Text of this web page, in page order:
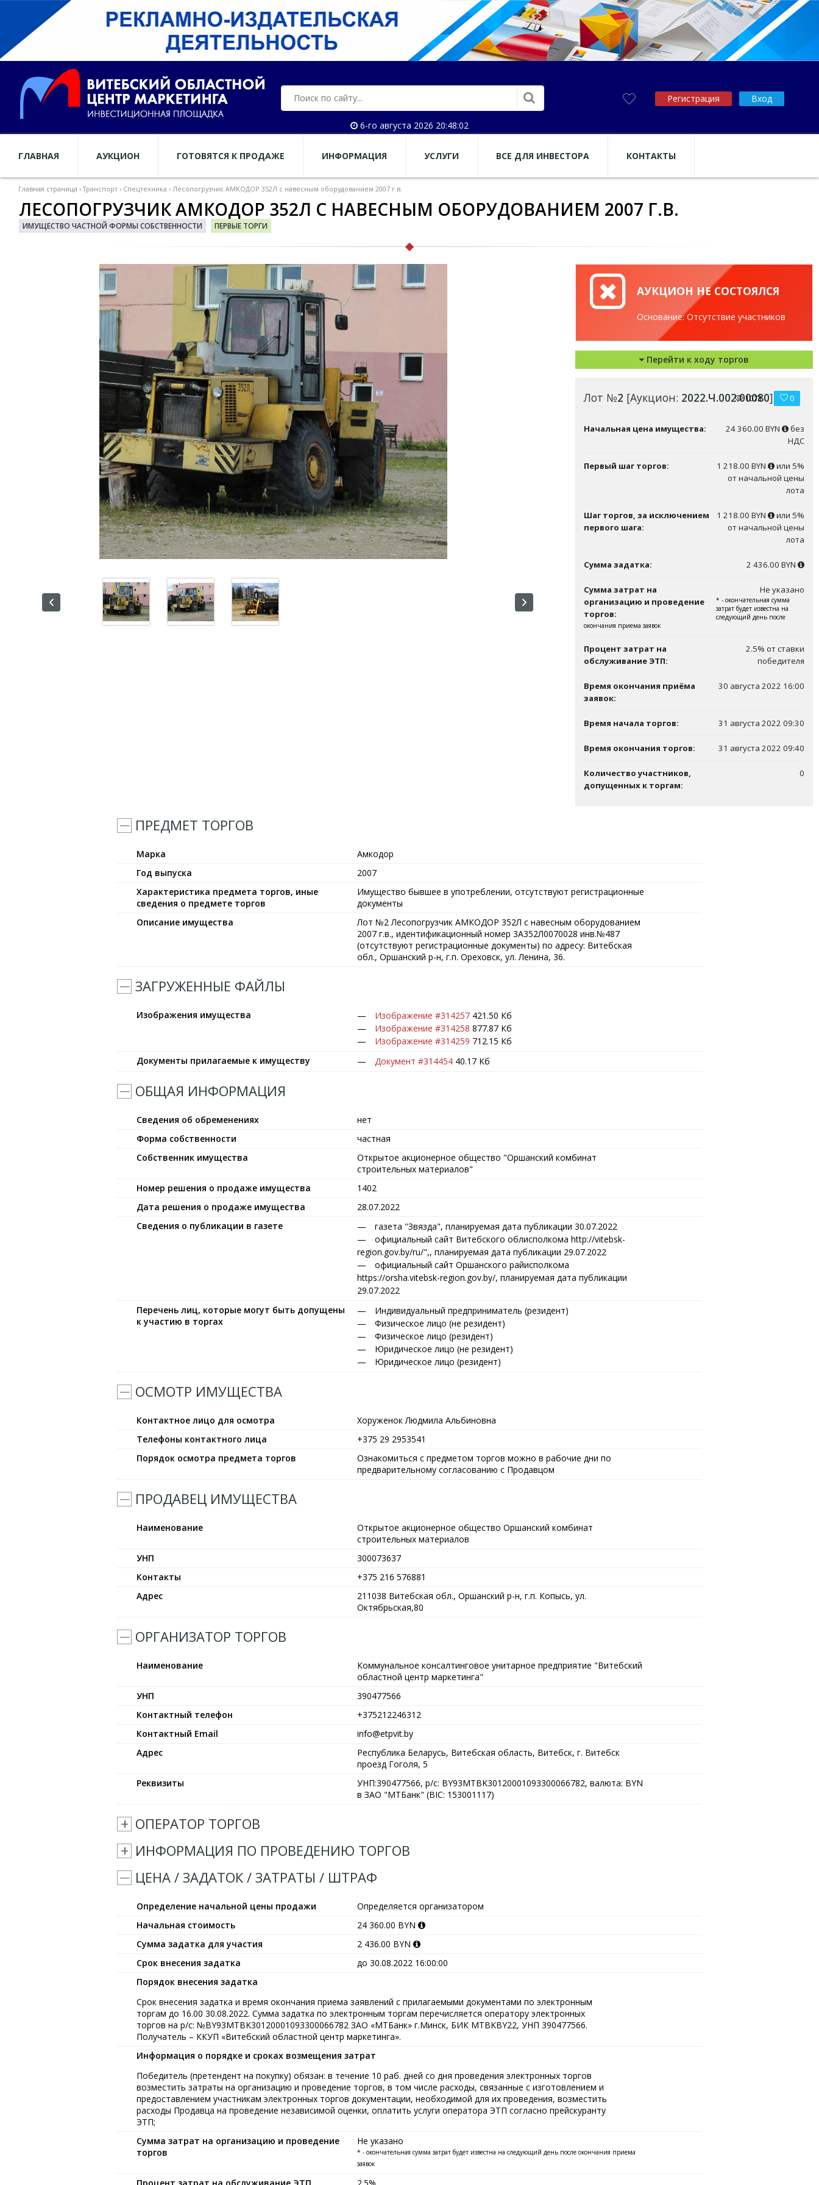
Регистрация Вход
6-го августа 2026 20:48:03
ГЛАВНАЯ АУКЦИОН ГОТОВЯТСЯ К ПРОДАЖЕ ИНФОРМАЦИЯ УСЛУГИ ВСЕ ДЛЯ ИНВЕСТОРА КОНТАКТЫ
Главная страница › Транспорт › Спецтехника › Лесопогрузчик АМКОДОР 352Л с навесным оборудованием 2007 г.в.
ЛЕСОПОГРУЗЧИК АМКОДОР 352Л С НАВЕСНЫМ ОБОРУДОВАНИЕМ 2007 Г.В.
ИМУЩЕСТВО ЧАСТНОЙ ФОРМЫ СОБСТВЕННОСТИ ПЕРВЫЕ ТОРГИ
АУКЦИОН НЕ СОСТОЯЛСЯ
Основание: Отсутствие участников
Перейти к ходу торгов
Лот №2 [Аукцион: 2022.Ч.002.00080]
1073 0
Начальная цена имущества: 24 360.00 BYN
без
НДС
Первый шаг торгов: 1 218.00 BYN
или 5%
от начальной цены
лота
Шаг торгов, за исключением
первого шага:
1 218.00 BYN
или 5%
от начальной цены
лота
Сумма задатка: 2 436.00 BYN
Сумма затрат на
организацию и проведение
торгов:
Не указано
* - окончательная сумма
затрат будет известна на
следующий день после
окончания приема заявок
Процент затрат на
обслуживание ЭТП:
2.5% от ставки
победителя
Время окончания приёма
заявок:
30 августа 2022 16:00
Время начала торгов: 31 августа 2022 09:30
Время окончания торгов: 31 августа 2022 09:40
Количество участников,
допущенных к торгам:
0
ПРЕДМЕТ ТОРГОВ
Марка
Амкодор
Год выпуска
2007
Характеристика предмета торгов, иные
сведения о предмете торгов
Имущество бывшее в употреблении, отсутствуют регистрационные
документы
Описание имущества
Лот №2 Лесопогрузчик АМКОДОР 352Л с навесным оборудованием
2007 г.в., идентификационный номер 3А352Л0070028 инв.№487
(отсутствуют регистрационные документы) по адресу: Витебская
обл., Оршанский р-н, г.п. Ореховск, ул. Ленина, 36.
ЗАГРУЖЕННЫЕ ФАЙЛЫ
Изображения имущества Изображение #314257 421.50 Кб
Изображение #314258 877.87 Кб
Изображение #314259 712.15 Кб
Документы прилагаемые к имуществу
Документ #314454 40.17 Кб
ОБЩАЯ ИНФОРМАЦИЯ
Сведения об обременениях
нет
Форма собственности
частная
Собственник имущества
Открытое акционерное общество "Оршанский комбинат
строительных материалов"
Номер решения о продаже имущества
1402
Дата решения о продаже имущества
28.07.2022
Сведения о публикации в газете
газета "Звязда", планируемая дата публикации 30.07.2022
официальный сайт Витебского облисполкома http://vitebsk-
region.gov.by/ru/",, планируемая дата публикации 29.07.2022
официальный сайт Оршанского райисполкома
https://orsha.vitebsk-region.gov.by/, планируемая дата публикации
29.07.2022
Перечень лиц, которые могут быть допущены
к участию в торгах
Индивидуальный предприниматель (резидент)
Физическое лицо (не резидент)
Физическое лицо (резидент)
Юридическое лицо (не резидент)
Юридическое лицо (резидент)
ОСМОТР ИМУЩЕСТВА
Контактное лицо для осмотра
Хоруженок Людмила Альбиновна
Телефоны контактного лица
+375 29 2953541
Порядок осмотра предмета торгов
Ознакомиться с предметом торгов можно в рабочие дни по
предварительному согласованию с Продавцом
ПРОДАВЕЦ ИМУЩЕСТВА
Наименование
Открытое акционерное общество Оршанский комбинат
строительных материалов
УНП
300073637
Контакты
+375 216 576881
Адрес
211038 Витебская обл., Оршанский р-н, г.п. Копысь, ул.
Октябрьская,80
ОРГАНИЗАТОР ТОРГОВ
Наименование
Коммунальное консалтинговое унитарное предприятие "Витебский
областной центр маркетинга"
УНП
390477566
Контактный телефон
+375212246312
Контактный Email
info@etpvit.by
Адрес
Республика Беларусь, Витебская область, Витебск, г. Витебск
проезд Гоголя, 5
Реквизиты
УНП:390477566, р/с: BY93MTBK30120001093300066782, валюта: BYN
в ЗАО "МТБанк" (BIC: 153001117)
ОПЕРАТОР ТОРГОВ
ИНФОРМАЦИЯ ПО ПРОВЕДЕНИЮ ТОРГОВ
ЦЕНА / ЗАДАТОК / ЗАТРАТЫ / ШТРАФ
Определение начальной цены продажи
Определяется организатором
Начальная стоимость
24 360.00 BYN
Сумма задатка для участия
2 436.00 BYN
Срок внесения задатка
до 30.08.2022 16:00:00
Порядок внесения задатка
Срок внесения задатка и время окончания приема заявлений с прилагаемыми документами по электронным
торгам до 16.00 30.08.2022. Сумма задатка по электронным торгам перечисляется оператору электронных
торгов на р/с: №BY93MTBK30120001093300066782 ЗАО «МТБанк» г.Минск, БИК MTBKBY22, УНП 390477566.
Получатель – ККУП «Витебский областной центр маркетинга».
Информация о порядке и сроках возмещения затрат
Победитель (претендент на покупку) обязан: в течение 10 раб. дней со дня проведения электронных торгов
возместить затраты на организацию и проведение торгов, в том числе расходы, связанные с изготовлением и
предоставлением участникам электронных торгов документации, необходимой для их проведения, возместить
расходы Продавца на проведение независимой оценки, оплатить услуги оператора ЭТП согласно прейскуранту
ЭТП;
Сумма затрат на организацию и проведение
торгов
Не указано
* - окончательная сумма затрат будет известна на следующий день после окончания приема
заявок